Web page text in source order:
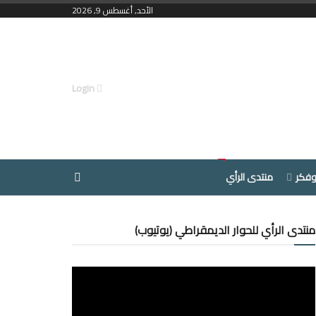
الأحد, أغسطس 9, 2026
منتدى الرأي
منتدى الرأي للحوار الديمقراطي (يوتيوب)